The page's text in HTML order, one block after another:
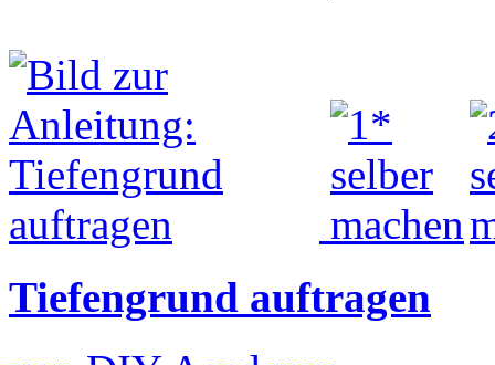
Tiefengrund auftragen